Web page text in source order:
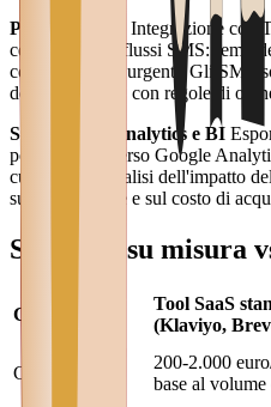
Provider SMS
Integrazione con
certificati per i flussi SMS:
conferma, alert urgenti. Gli SMS
dei flussi email, con regole di
Strumenti di analytics e BI
performance verso Google
custom per l'analisi dell'impatto
sul LTV cliente e sul costo di
Software su misura
Criterio
Tool SaaS
(Klaviyo,
Costo
200-2.000
base al volume